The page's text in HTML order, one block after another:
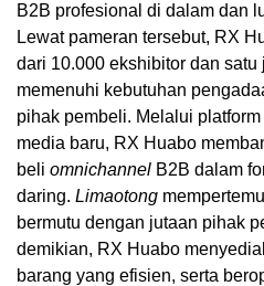
B2B profesional di dalam dan
Lewat pameran tersebut, RX
dari 10.000 ekshibitor dan satu
memenuhi kebutuhan
pihak pembeli. Melalui platform
media baru, RX Huabo
beli omnichannel B2B dalam
daring. Limaotong
bermutu dengan jutaan pihak
demikian, RX Huabo
barang yang efisien, serta